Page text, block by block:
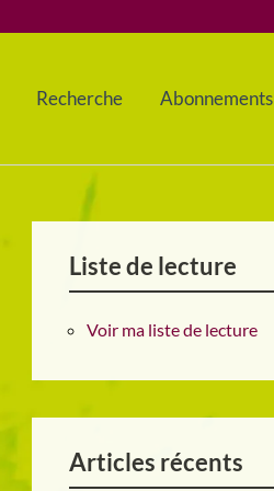
Recherche Abonnements
Liste de lecture
Voir ma liste de lecture
Articles récents